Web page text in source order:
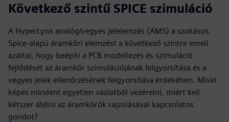
Következő szintű SPICE szimuláció
A HyperLynx analóg/vegyes jelelemzés (AMS) a szokásos
Spice-alapú áramköri elemzést a következő szintre emeli
azáltal, hogy beépíti a PCB modellezés és szimuláció
fejlődését az áramkör szimulációjának felgyorsítása és a
vegyes jelek ellenőrzésének felgyorsítása érdekében. Mivel
képes mindent egyetlen vázlatból vezérelni, miért kell
kétszer átélni az áramkörök rajzolásával kapcsolatos
gondot?